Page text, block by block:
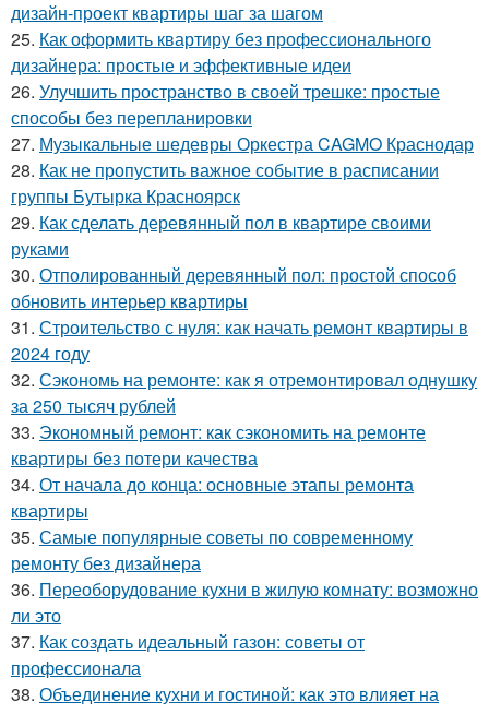
дизайн-проект квартиры шаг за шагом
25. Как оформить квартиру без профессионального
дизайнера: простые и эффективные идеи
26. Улучшить пространство в своей трешке: простые
способы без перепланировки
27. Музыкальные шедевры Оркестра CAGMO Краснодар
28. Как не пропустить важное событие в расписании
группы Бутырка Красноярск
29. Как сделать деревянный пол в квартире своими
руками
30. Отполированный деревянный пол: простой способ
обновить интерьер квартиры
31. Строительство с нуля: как начать ремонт квартиры в
2024 году
32. Сэкономь на ремонте: как я отремонтировал однушку
за 250 тысяч рублей
33. Экономный ремонт: как сэкономить на ремонте
квартиры без потери качества
34. От начала до конца: основные этапы ремонта
квартиры
35. Самые популярные советы по современному
ремонту без дизайнера
36. Переоборудование кухни в жилую комнату: возможно
ли это
37. Как создать идеальный газон: советы от
профессионала
38. Объединение кухни и гостиной: как это влияет на